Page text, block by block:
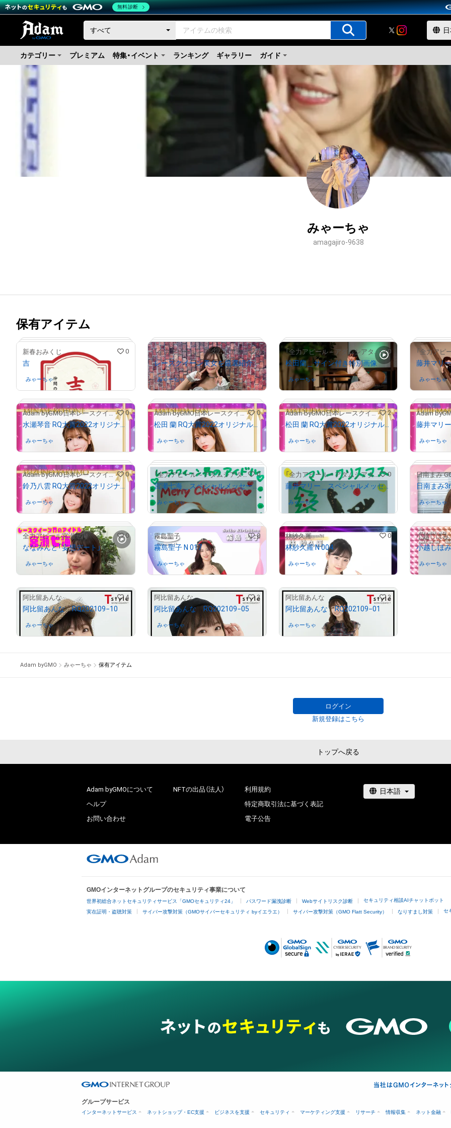
カテゴリー プレミアム 特集・イベント ランキング ギャラリー ガイド
みゃーちゃ
amagajiro-9638
保有アイテム
新春おみくじ 0
吉
みゃーちゃさんが保有中
# 73/2000
「全力アピール～アダムシアター～」NFTストア 0
レースクイーン美女を厳選紹介！/木村楓
みゃーちゃさんが保有中
# 1057/2000
「全力アピール～アダムシアター～」NFTストア 0
松田蘭＿サイン付き特別画像
みゃーちゃ さんが保有中
藤井マリ
みゃーちゃ
# 36/1000
Adam byGMO日本レースクイーン大賞2022 0
水瀬琴音 RQ大賞2022オリジナルNFTトレカ
みゃーちゃ さんが保有中
# 60/1000
Adam byGMO日本レースクイーン大賞2022 0
松田 蘭 RQ大賞2022オリジナルNFTトレカ
みゃーちゃ さんが保有中
Adam byGMO日本レースクイーン大賞2022 2
松田 蘭 RQ大賞2022オリジナルNFTトレカ
みゃーちゃ さんが保有中 みゃーちゃ
Adam byGMO日本レースクイーン大賞2022 0
鈴乃八雲 RQ大賞2022オリジナルNFTトレカ
みゃーちゃ さんが保有中
「全力アピール～アダムシアター～」NFTストア 0
宮瀬七海＿スペシャルメッセージ付き画像
みゃーちゃさんが保有中
「全力アピール～アダムシアター～」NFTストア 0
藤井マリー＿スペシャルメッセージ付き画像
みゃーちゃさんが保有中
日南まみ
日南まみ
みゃーちゃ
# 6115/10000
全力アピール宮瀬七海 0
ななみんと「妄想デート」
みゃーちゃ さんが保有中
霧島聖子 0
霧島聖子 N 017
みゃーちゃ さんが保有中
林紗久羅 0
林紗久羅 N 004
みゃーちゃ さんが保有中
小越しほみ
小越しほ
みゃーちゃ
阿比留あんな 4
阿比留あんな RQ202109−10
みゃーちゃさんが保有中
阿比留あんな 3
阿比留あんな RQ202109−05
みゃーちゃ さんが保有中
阿比留あんな 3
阿比留あんな RQ202109−01
みゃーちゃ さんが保有中
Adam byGMO みゃーちゃ 保有アイテム
ログイン
新規登録はこちら
トップへ戻る
Adam byGMOについて
ヘルプ
お問い合わせ
NFTの出品（法人）
利用規約
特定商取引法に基づく表記
電子公告
GMOインターネットグループのセキュリティ事業について
世界初総合ネットセキュリティサービス「GMOセキュリティ24」 パスワード漏洩診断 Webサイトリスク診断 セキュリティ相談AIチャットボット
実在証明・盗聴対策 サイバー攻撃対策（GMOサイバーセキュリティ byイエラエ） サイバー攻撃対策（GMO Flatt Security） なりすまし対策 セ
グループサービス
インターネットサービス ネットショップ・EC支援 ビジネスを支援 セキュリティ マーケティング支援 リサーチ 情報収集 ネット金融
無料診断